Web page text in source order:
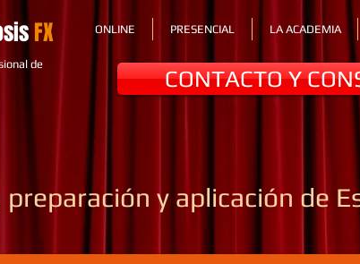
FX
de
ONLINE PRESENCIAL LA ACADEMIA
CONTACTO Y
preparación y aplicación de